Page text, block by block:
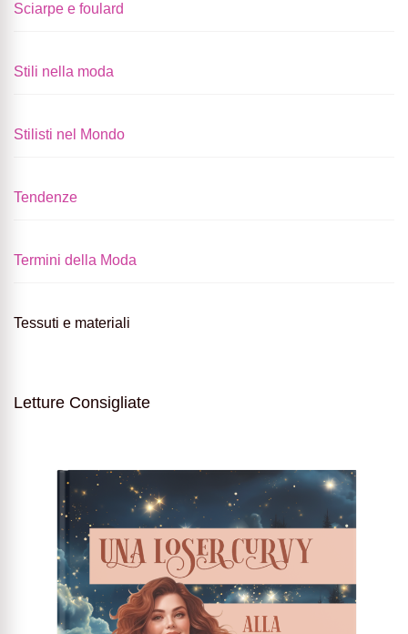
Sciarpe e foulard
Stili nella moda
Stilisti nel Mondo
Tendenze
Termini della Moda
Tessuti e materiali
Letture Consigliate